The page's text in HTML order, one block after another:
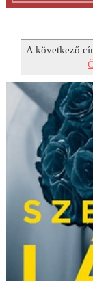
A következő